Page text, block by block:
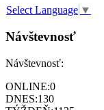
Select Language ▼
Návštevnosť
Návštevnosť:
ONLINE:0
DNES:130